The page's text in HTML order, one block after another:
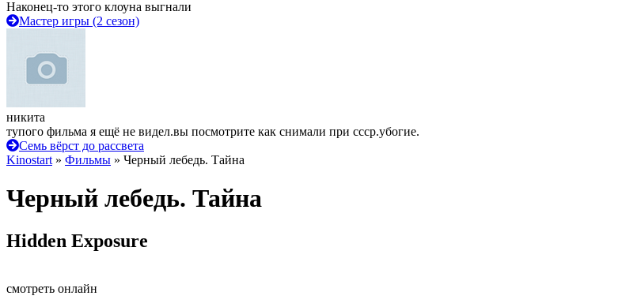
Наконец-то этого клоуна выгнали
Мастер игры (2 сезон)
никита
тупого фильма я ещё не видел.вы посмотрите как снимали при ссср.убогие.
Семь вёрст до рассвета
Kinostart » Фильмы » Черный лебедь. Тайна
Черный лебедь. Тайна
Hidden Exposure
смотреть онлайн